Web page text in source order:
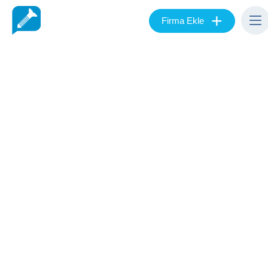
Firma Ekle +